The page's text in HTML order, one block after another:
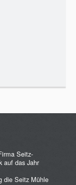
Seitz-
auf das Jahr
die Seitz Mühle